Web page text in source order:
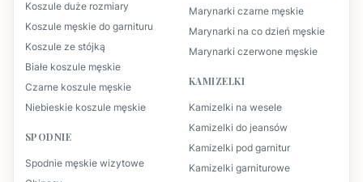
Koszule duże rozmiary
Koszule męskie do garnituru
Koszule ze stójką
Białe koszule męskie
Czarne koszule męskie
Niebieskie koszule męskie
SPODNIE
Spodnie męskie wizytowe
Marynarki czarne męskie
Marynarki na co dzień męskie
Marynarki czerwone męskie
KAMIZELKI
Kamizelki na wesele
Kamizelki do jeansów
Kamizelki pod garnitur
Kamizelki garniturowe